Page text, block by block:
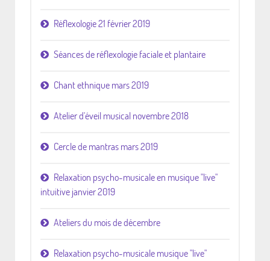
Réflexologie 21 février 2019
Séances de réflexologie faciale et plantaire
Chant ethnique mars 2019
Atelier d'éveil musical novembre 2018
Cercle de mantras mars 2019
Relaxation psycho-musicale en musique "live"
intuitive janvier 2019
Ateliers du mois de décembre
Relaxation psycho-musicale musique "live"